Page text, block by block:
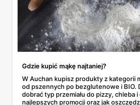
Gdzie kupić mąkę najtaniej?
W Auchan kupisz produkty z kategorii
od pszennych po bezglutenowe i BIO.
dobrać typ przemiału do pizzy, chleba
najlepszych promocji oraz jak